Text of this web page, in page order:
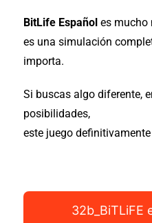
BitLife Españoles mucho
es una simulación
importa.
Si buscas algo diferente,
posibilidades,
este juego definitivamente
32b_BiTLiFE